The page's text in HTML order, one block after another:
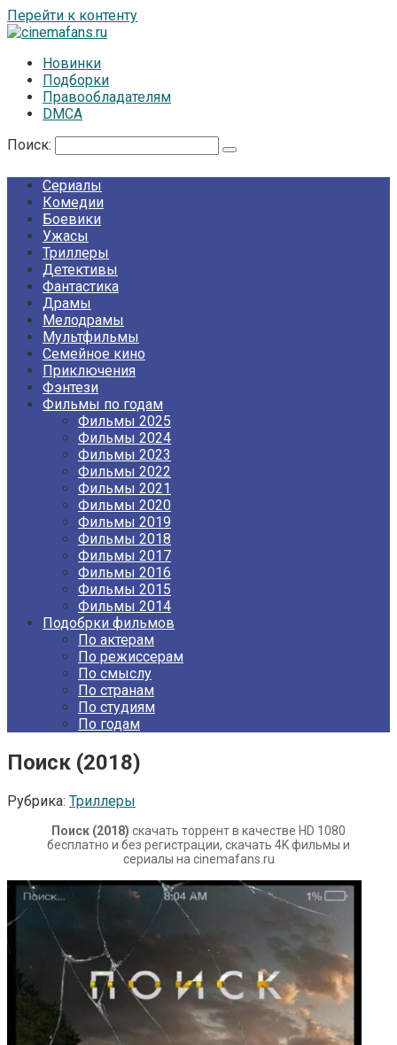
Перейти к контенту
Новинки
Подборки
Правообладателям
DMCA
Поиск:
Сериалы
Комедии
Боевики
Ужасы
Триллеры
Детективы
Фантастика
Драмы
Мелодрамы
Мультфильмы
Семейное кино
Приключения
Фэнтези
Фильмы по годам
Фильмы 2025
Фильмы 2024
Фильмы 2023
Фильмы 2022
Фильмы 2021
Фильмы 2020
Фильмы 2019
Фильмы 2018
Фильмы 2017
Фильмы 2016
Фильмы 2015
Фильмы 2014
Подобрки фильмов
По актерам
По режиссерам
По смыслу
По странам
По студиям
По годам
Поиск (2018)
Рубрика: Триллеры
Поиск (2018) скачать торрент в качестве HD 1080
бесплатно и без регистрации, скачать 4K фильмы и
сериалы на cinemafans.ru